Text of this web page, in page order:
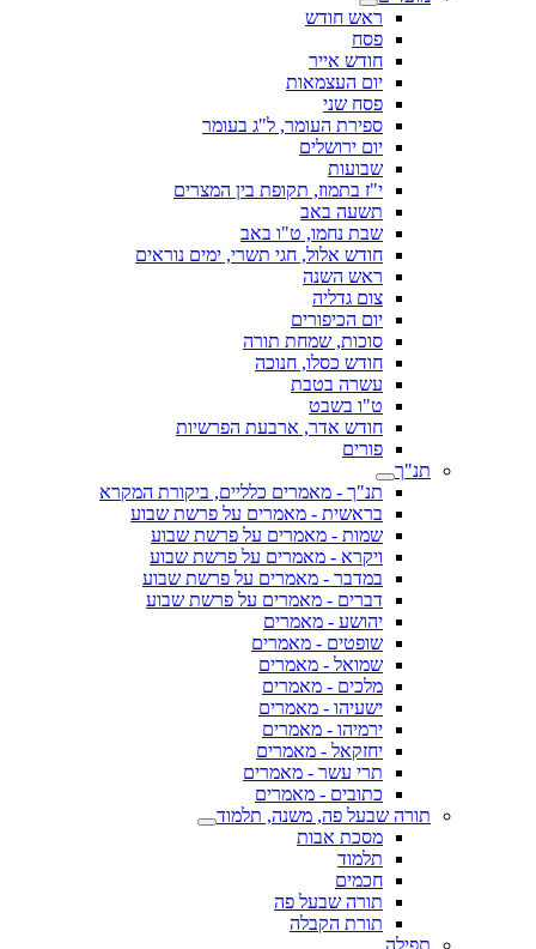
ראש חודש
פסח
חודש אייר
יום העצמאות
פסח שני
ספירת העומר, ל"ג בעומר
יום ירושלים
שבועות
י"ז בתמוז, תקופת בין המצרים
תשעה באב
שבת נחמו, ט"ו באב
חודש אלול, חגי תשרי, ימים נוראים
ראש השנה
צום גדליה
יום הכיפורים
סוכות, שמחת תורה
חודש כסלו, חנוכה
עשרה בטבת
ט"ו בשבט
חודש אדר, ארבעת הפרשיות
פורים
תנ"ך
תנ"ך - מאמרים כלליים, ביקורת המקרא
בראשית - מאמרים על פרשת שבוע
שמות - מאמרים על פרשת שבוע
ויקרא - מאמרים על פרשת שבוע
במדבר - מאמרים על פרשת שבוע
דברים - מאמרים על פרשת שבוע
יהושע - מאמרים
שופטים - מאמרים
שמואל - מאמרים
מלכים - מאמרים
ישעיהו - מאמרים
ירמיהו - מאמרים
יחזקאל - מאמרים
תרי עשר - מאמרים
כתובים - מאמרים
תורה שבעל פה, משנה, תלמוד
מסכת אבות
תלמוד
חכמים
תורה שבעל פה
תורת הקבלה
תפילה